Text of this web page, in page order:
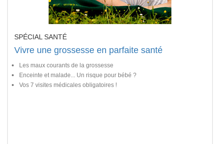
SPÉCIAL SANTÉ
Vivre une grossesse en parfaite santé
Les maux courants de la grossesse
Enceinte et malade... Un risque pour bébé ?
Vos 7 visites médicales obligatoires !